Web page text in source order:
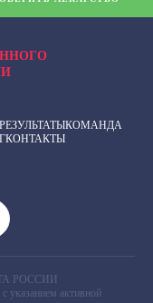
КОМАНДА
КОНТАКТЫ
РОССИИ
указанием активной